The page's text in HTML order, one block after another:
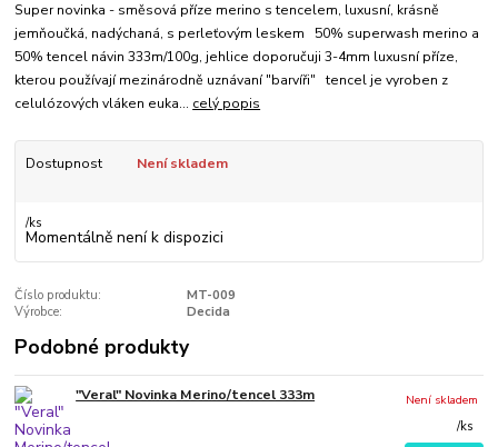
Super novinka - směsová příze merino s tencelem, luxusní, krásně
jemňoučká, nadýchaná, s perleťovým leskem 50% superwash merino a
50% tencel návin 333m/100g, jehlice doporučuji 3-4mm luxusní příze,
kterou používají mezinárodně uznávaní "barvíři" tencel je vyroben z
celulózových vláken euka... celý popis
Dostupnost Není skladem
/ks
Momentálně není k dispozici
Číslo produktu:
MT-009
Výrobce:
Decida
Podobné produkty
"Veral" Novinka Merino/tencel 333m
/ks
Není skladem